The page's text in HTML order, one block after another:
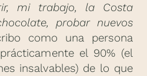
mi trabajo, la Costa
probar nuevos
como una persona
el 90% (el
insalvables) de lo que